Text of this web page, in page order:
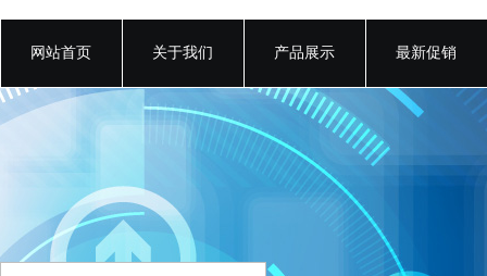
网站首页 关于我们 产品展示 最新促销